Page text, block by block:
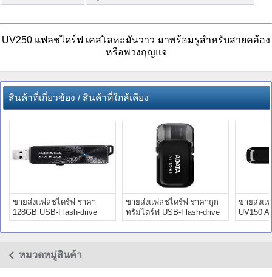
UV250 แฟลชไดร์ฟ เคสโลหะมันวาว มาพร้อมรูสำหรับสายคล้อง
หรือพวงกุญแจ
สินค้าที่เกี่ยวข้อง / สินค้าที่ใกล้เคียง
ขายส่งแฟลชไดร์ฟ ราคา
128GB USB-Flash-drive
ADATA UE700
ขายส่งแฟลชไดร์ฟ ราคาถูก
ทรัมไดร์ฟ USB-Flash-drive
ขายส่งแ
UV150
16GB
หมวดหมู่สินค้า